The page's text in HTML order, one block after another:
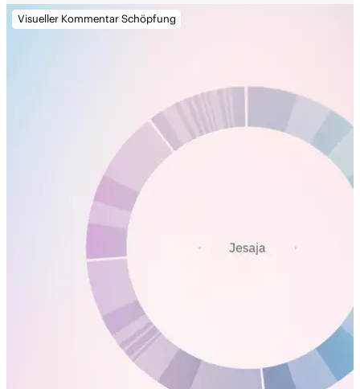
Visueller Kommentar Schöpfung